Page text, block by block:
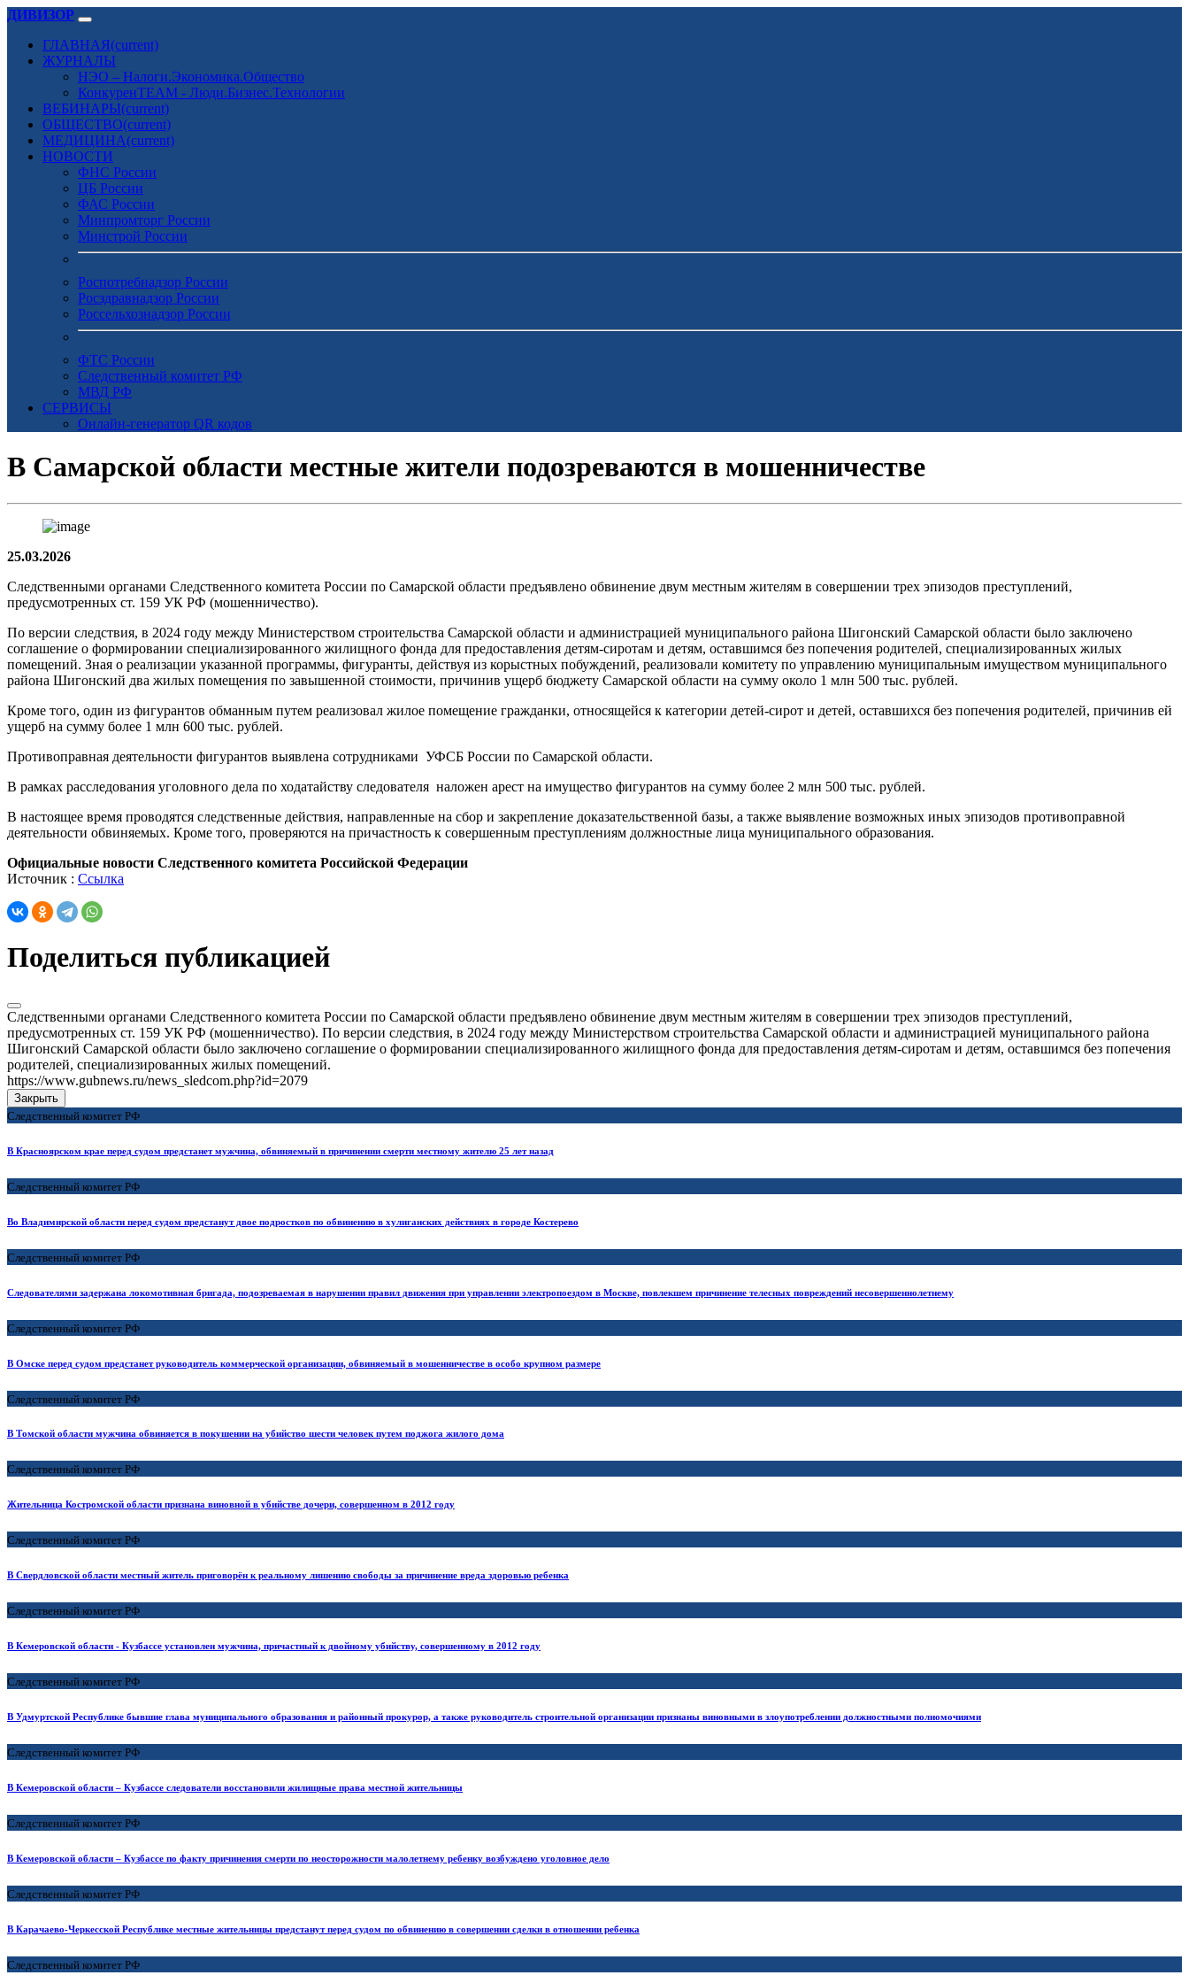
ДИВИЗОР
ГЛАВНАЯ(current)
ЖУРНАЛЫ
НЭО – Налоги.Экономика.Общество
КонкуренTEAM - Люди.Бизнес.Технологии
ВЕБИНАРЫ(current)
ОБЩЕСТВО(current)
МЕДИЦИНА(current)
НОВОСТИ
ФНС России
ЦБ России
ФАС России
Минпромторг России
Минстрой России
Роспотребнадзор России
Росздравнадзор России
Россельхознадзор России
ФТС России
Следственный комитет РФ
МВД РФ
СЕРВИСЫ
Онлайн-генератор QR кодов
В Самарской области местные жители подозреваются в мошенничестве
25.03.2026
Следственными органами Следственного комитета России по Самарской области предъявлено обвинение двум местным жителям в совершении трех эпизодов преступлений,
предусмотренных ст. 159 УК РФ (мошенничество).
По версии следствия, в 2024 году между Министерством строительства Самарской области и администрацией муниципального района Шигонский Самарской области было заключено
соглашение о формировании специализированного жилищного фонда для предоставления детям-сиротам и детям, оставшимся без попечения родителей, специализированных жилых
помещений. Зная о реализации указанной программы, фигуранты, действуя из корыстных побуждений, реализовали комитету по управлению муниципальным имуществом муниципального
района Шигонский два жилых помещения по завышенной стоимости, причинив ущерб бюджету Самарской области на сумму около 1 млн 500 тыс. рублей.
Кроме того, один из фигурантов обманным путем реализовал жилое помещение гражданки, относящейся к категории детей-сирот и детей, оставшихся без попечения родителей, причинив ей
ущерб на сумму более 1 млн 600 тыс. рублей.
Противоправная деятельности фигурантов выявлена сотрудниками УФСБ России по Самарской области.
В рамках расследования уголовного дела по ходатайству следователя наложен арест на имущество фигурантов на сумму более 2 млн 500 тыс. рублей.
В настоящее время проводятся следственные действия, направленные на сбор и закрепление доказательственной базы, а также выявление возможных иных эпизодов противоправной
деятельности обвиняемых. Кроме того, проверяются на причастность к совершенным преступлениям должностные лица муниципального образования.
Официальные новости Следственного комитета Российской Федерации
Источник : Ссылка
Поделиться публикацией
Следственными органами Следственного комитета России по Самарской области предъявлено обвинение двум местным жителям в совершении трех эпизодов преступлений,
предусмотренных ст. 159 УК РФ (мошенничество). По версии следствия, в 2024 году между Министерством строительства Самарской области и администрацией муниципального района
Шигонский Самарской области было заключено соглашение о формировании специализированного жилищного фонда для предоставления детям-сиротам и детям, оставшимся без попечения
родителей, специализированных жилых помещений.
https://www.gubnews.ru/news_sledcom.php?id=2079
Закрыть
Следственный комитет РФ
В Красноярском крае перед судом предстанет мужчина, обвиняемый в причинении смерти местному жителю 25 лет назад
Следственный комитет РФ
Во Владимирской области перед судом предстанут двое подростков по обвинению в хулиганских действиях в городе Костерево
Следственный комитет РФ
Следователями задержана локомотивная бригада, подозреваемая в нарушении правил движения при управлении электропоездом в Москве, повлекшем причинение телесных повреждений несовершеннолетнему
Следственный комитет РФ
В Омске перед судом предстанет руководитель коммерческой организации, обвиняемый в мошенничестве в особо крупном размере
Следственный комитет РФ
В Томской области мужчина обвиняется в покушении на убийство шести человек путем поджога жилого дома
Следственный комитет РФ
Жительница Костромской области признана виновной в убийстве дочери, совершенном в 2012 году
Следственный комитет РФ
В Свердловской области местный житель приговорён к реальному лишению свободы за причинение вреда здоровью ребенка
Следственный комитет РФ
В Кемеровской области - Кузбассе установлен мужчина, причастный к двойному убийству, совершенному в 2012 году
Следственный комитет РФ
В Удмуртской Республике бывшие глава муниципального образования и районный прокурор, а также руководитель строительной организации признаны виновными в злоупотреблении должностными полномочиями
Следственный комитет РФ
В Кемеровской области – Кузбассе следователи восстановили жилищные права местной жительницы
Следственный комитет РФ
В Кемеровской области – Кузбассе по факту причинения смерти по неосторожности малолетнему ребенку возбуждено уголовное дело
Следственный комитет РФ
В Карачаево-Черкесской Республике местные жительницы предстанут перед судом по обвинению в совершении сделки в отношении ребенка
Следственный комитет РФ